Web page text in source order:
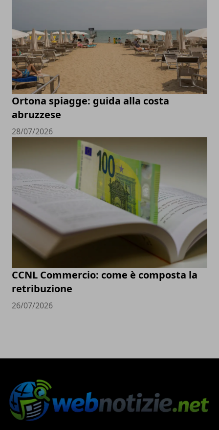
Ortona spiagge: guida alla costa
abruzzese
28/07/2026
CCNL Commercio: come è composta la
retribuzione
26/07/2026